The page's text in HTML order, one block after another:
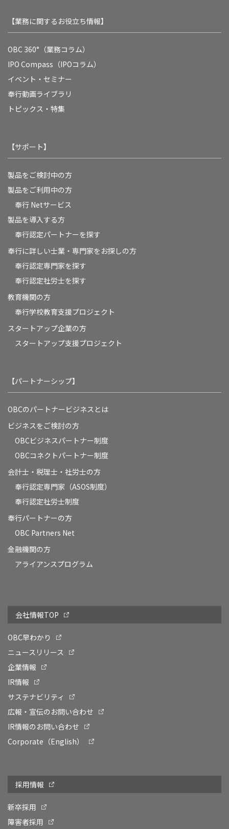
【業務に関するお役立ち情報】
OBC 360°（業務コラム）
IPO Compass（IPOコラム）
イベント・セミナー
奉行動画ライブラリ
トピックス・特集
【サポート】
製品をご検討中の方
製品をご利用中の方
奉行 Netサービス
製品を導入する方
奉行認定パートナーを探す
奉行に詳しい士業・専門家をお探しの方
奉行認定専門家を探す
奉行認定社労士を探す
教育機関の方
奉⾏学校教育⽀援プロジェクト
スタートアップ企業の方
スタートアップ支援プロジェクト
【パートナーシップ】
OBCのパートナービジネスとは
ビジネスをご検討の方
OBCビジネスパートナー制度
OBCコネクトパートナー制度
会計士・税理士・社労士の方
奉行認定専門家（ASOS制度）
奉行認定社労士制度
奉行パートナーの方
OBC Partners Net
金融機関の方
アライアンスプログラム
会社情報TOP
OBC早わかり
ニュースリリース
企業情報
IR情報
サステナビリティ
広報・宣伝のお問い合わせ
IR情報のお問い合わせ
Corporate（English）
採用情報
新卒採用
障害者採用